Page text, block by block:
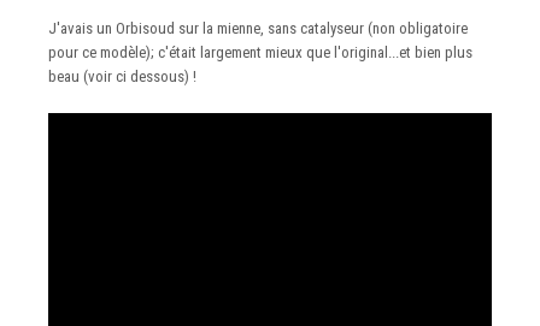
J'avais un Orbisoud sur la mienne, sans catalyseur (non obligatoire
pour ce modèle); c'était largement mieux que l'original...et bien plus
beau (voir ci dessous) !